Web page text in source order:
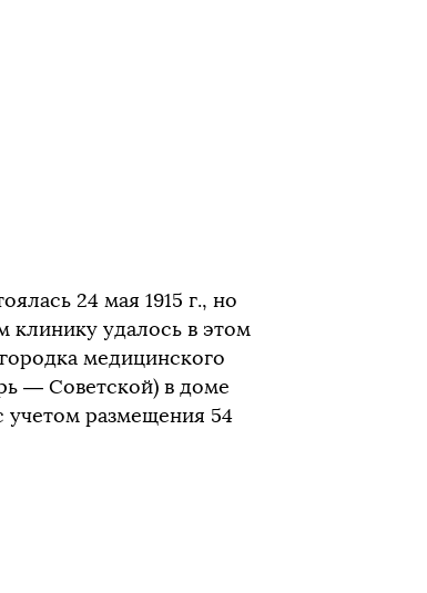
24 мая 1915 г., но
клинику удалось в этом
медицинского
— Советской) в доме
размещения 54